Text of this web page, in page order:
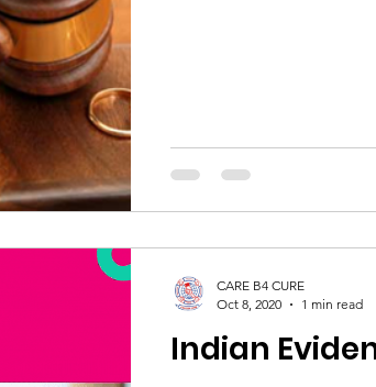
Indian
CARE B4 CURE
Oct 8, 2020
1 min read